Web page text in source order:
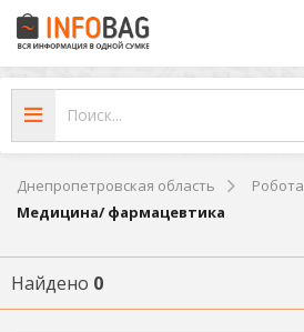
Днепропетровская область Робота
Медицина/ фармацевтика
Найдено 0